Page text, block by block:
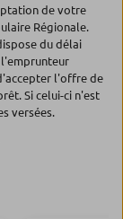
de votre
Régionale.
du délai
l'offre de
Si celui-ci n'est
versées.